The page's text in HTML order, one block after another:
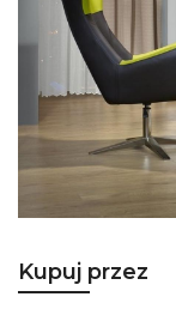
Kupuj przez